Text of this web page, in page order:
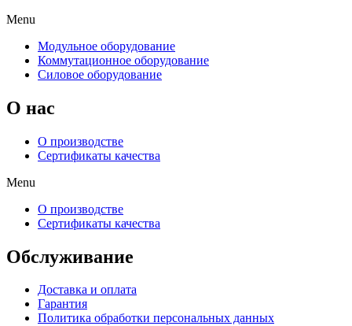
Menu
Модульное оборудование
Коммутационное оборудование
Силовое оборудование
O нас
О производстве
Сертификаты качества
Menu
О производстве
Сертификаты качества
Обслуживание
Доставка и оплата
Гарантия
Политика обработки персональных данных